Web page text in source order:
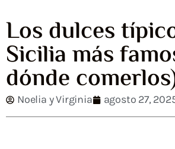
Los dulces
Sicilia más
dónde
Noelia y Virginia agosto 27,